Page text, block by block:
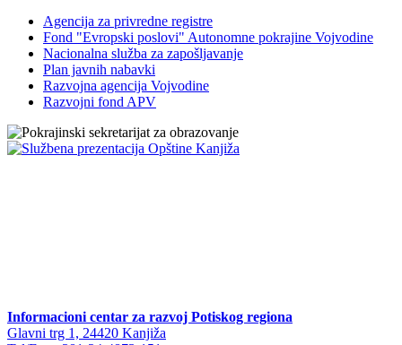
Agencija za privredne registre
Fond "Evropski poslovi" Autonomne pokrajine Vojvodine
Nacionalna služba za zapošljavanje
Plan javnih nabavki
Razvojna agencija Vojvodine
Razvojni fond APV
Informacioni centar za razvoj Potiskog regiona
Glavni trg 1, 24420 Kanjiža